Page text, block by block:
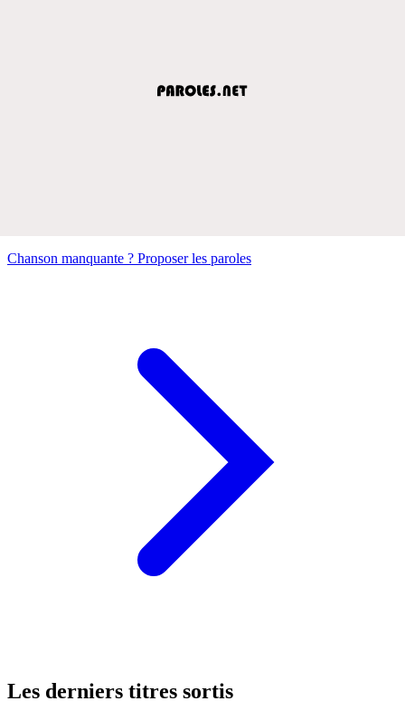
Chanson manquante ? Proposer les paroles
Les derniers titres sortis